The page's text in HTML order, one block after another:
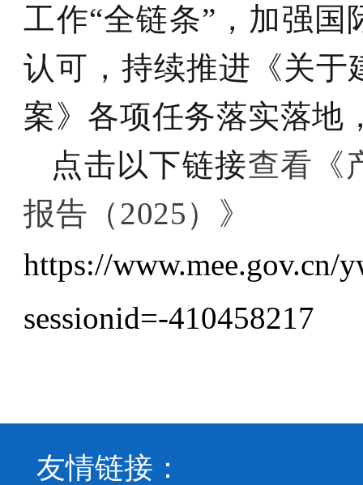
工作“全链条”，加强
认可，持续推进《关于
案》各项任务落实落地
点击以下链接查看《
报告（2025）》
https://www.mee.gov.cn/
sessionid=-410458217
友情链接：